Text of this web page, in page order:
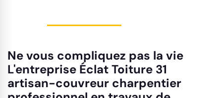
Ne vous compliquez pas la vie
L'entreprise Éclat Toiture 31
artisan-couvreur charpentier